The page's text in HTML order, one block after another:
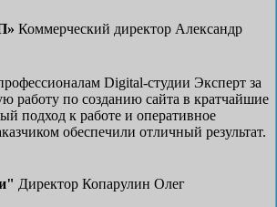
Коммерческий директор Александр
Digital-студии Эксперт за
работу по созданию сайта в кратчайшие
подход к работе и оперативное
обеспечили отличный результат.
Директор Копарулин Олег